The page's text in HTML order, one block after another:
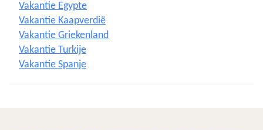
Vakantie Egypte
Vakantie Kaapverdië
Vakantie Griekenland
Vakantie Turkije
Vakantie Spanje